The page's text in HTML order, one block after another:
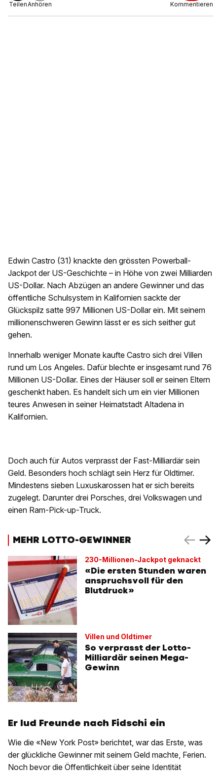
TeilenAnhören Kommentieren
Edwin Castro (31) knackte den grössten Powerball-
Jackpot der US-Geschichte – in Höhe von zwei Milliarden
US-Dollar. Nach Abzügen an andere Gewinner und das
öffentliche Schulsystem in Kalifornien sackte der
Glückspilz satte 997 Millionen US-Dollar ein. Mit seinem
millionenschweren Gewinn lässt er es sich seither gut
gehen.
Innerhalb weniger Monate kaufte Castro sich drei Villen
rund um Los Angeles. Dafür blechte er insgesamt rund 76
Millionen US-Dollar. Eines der Häuser soll er seinen Eltern
geschenkt haben. Es handelt sich um ein vier Millionen
teures Anwesen in seiner Heimatstadt Altadena in
Kalifornien.
Doch auch für Autos verprasst der Fast-Milliardär sein
Geld. Besonders hoch schlägt sein Herz für Oldtimer.
Mindestens sieben Luxuskarossen hat er sich bereits
zugelegt. Darunter drei Porsches, drei Volkswagen und
einen Ram-Pick-up-Truck.
MEHR LOTTO-GEWINNER
230-Millionen-Jackpot geknackt
«Die ersten Stunden waren
anspruchsvoll für den
Blutdruck»
Villen und Oldtimer
So verprasst der Lotto-
Milliardär seinen Mega-
Gewinn
Er lud Freunde nach Fidschi ein
Wie die «New York Post» berichtet, war das Erste, was
der glückliche Gewinner mit seinem Geld machte, Ferien.
Noch bevor die Öffentlichkeit über seine Identität